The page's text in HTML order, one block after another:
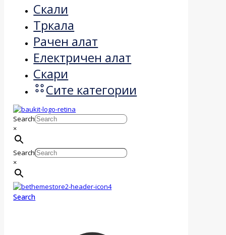
Скали
Тркала
Рачен алат
Електричен алат
Скари
Сите категории
Search
×
Search
×
Search